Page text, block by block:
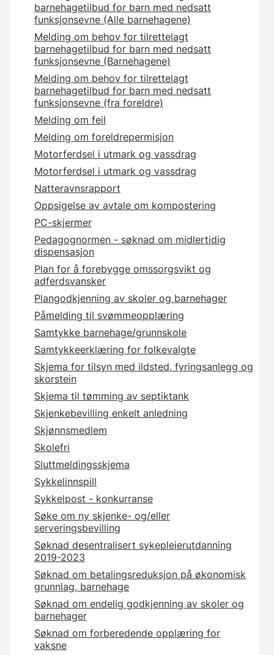
barnehagetilbud for barn med nedsatt
funksjonsevne (Alle barnehagene)
Melding om behov for tilrettelagt
barnehagetilbud for barn med nedsatt
funksjonsevne (Barnehagene)
Melding om behov for tilrettelagt
barnehagetilbud for barn med nedsatt
funksjonsevne (fra foreldre)
Melding om feil
Melding om foreldrepermisjon
Motorferdsel i utmark og vassdrag
Motorferdsel i utmark og vassdrag
Natteravnsrapport
Oppsigelse av avtale om kompostering
PC-skjermer
Pedagognormen - søknad om midlertidig
dispensasjon
Plan for å forebygge omssorgsvikt og
adferdsvansker
Plangodkjenning av skoler og barnehager
Påmelding til svømmeopplæring
Samtykke barnehage/grunnskole
Samtykkeerklæring for folkevalgte
Skjema for tilsyn med ildsted, fyringsanlegg og
skorstein
Skjema til tømming av septiktank
Skjenkebevilling enkelt anledning
Skjønnsmedlem
Skolefri
Sluttmeldingsskjema
Sykkelinnspill
Sykkelpost - konkurranse
Søke om ny skjenke- og/eller
serveringsbevilling
Søknad desentralisert sykepleierutdanning
2019-2023
Søknad om betalingsreduksjon på økonomisk
grunnlag, barnehage
Søknad om endelig godkjenning av skoler og
barnehager
Søknad om forberedende opplæring for
vaksne